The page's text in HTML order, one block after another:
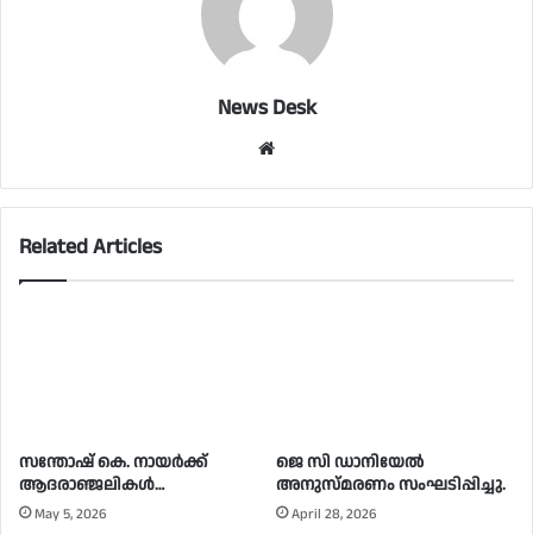
News Desk
Related Articles
സന്തോഷ് കെ. നായർക്ക്
ആദരാഞ്ജലികൾ…
May 5, 2026
ജെ സി ഡാനിയേൽ
അനുസ്മരണം സംഘടിപ്പിച്ചു.
April 28, 2026